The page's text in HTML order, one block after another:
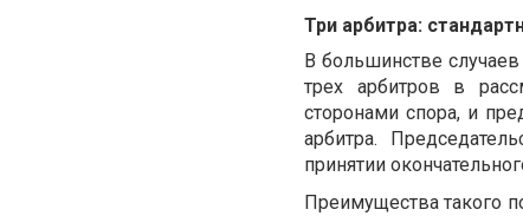
Три арбитра:
В большинстве
трех арбитров в
сторонами спора, и
арбитра.
принятии
Преимущества такого